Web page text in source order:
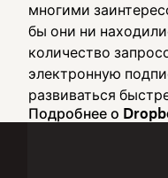
многими
бы они ни
количество
электронную
развиваться
Подробнее о